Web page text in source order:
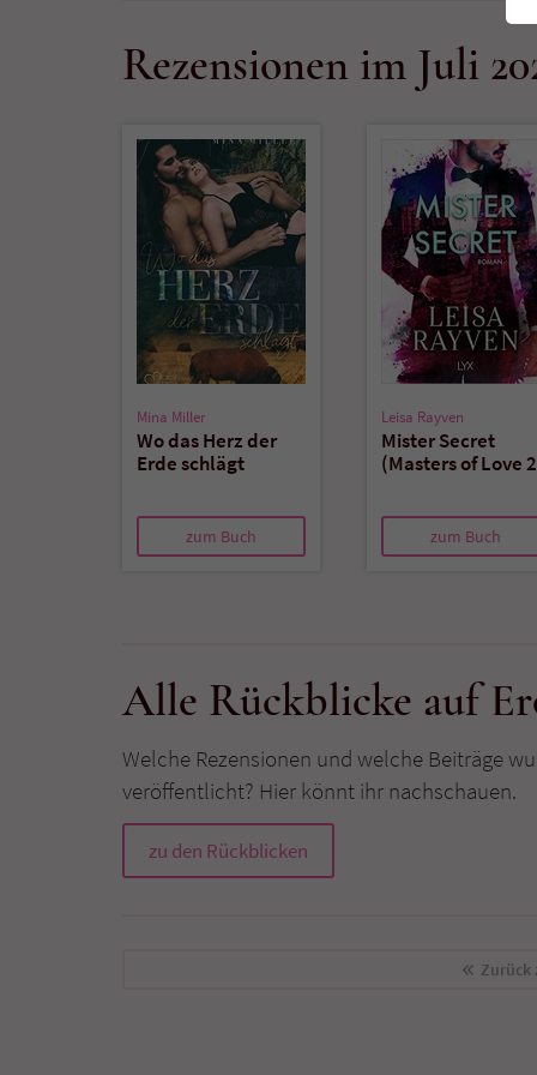
Rezensionen im Juli
Mina Miller
Wo das Herz der
Erde schlägt
zum Buch
Leisa Rayven
Mister Secret
(Masters of Love
zum Buch
Alle Rückblicke auf
Welche Rezensionen und welche Beiträge
veröffentlicht? Hier könnt ihr nachschauen.
zu den Rückblicken
Zurück